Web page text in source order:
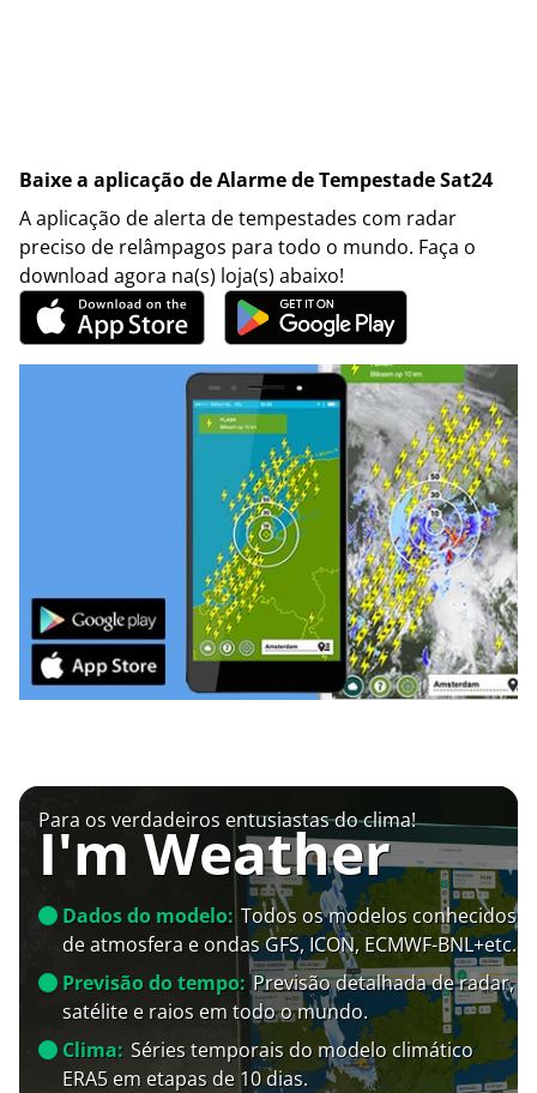
Baixe a aplicação de Alarme de Tempestade Sat24
A aplicação de alerta de tempestades com radar
preciso de relâmpagos para todo o mundo. Faça o
download agora na(s) loja(s) abaixo!
Para os verdadeiros entusiastas do clima!
I'm Weather
Dados do modelo: Todos os modelos conhecidos
de atmosfera e ondas GFS, ICON, ECMWF-BNL+etc.
Previsão do tempo: Previsão detalhada de radar,
satélite e raios em todo o mundo.
Clima: Séries temporais do modelo climático
ERA5 em etapas de 10 dias.